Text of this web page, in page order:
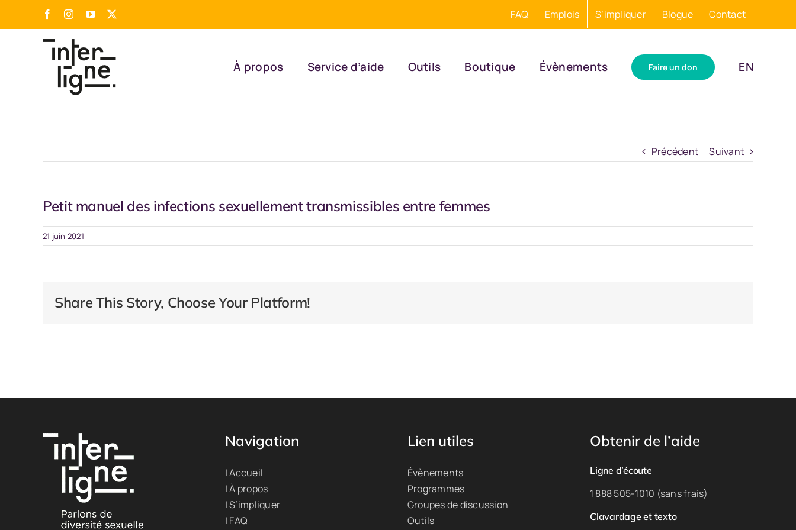
FacebookInstagram
YouTube FAQ Emplois S’impliquer Blogue Contact
À propos Service d’aide Outils Boutique Évènements Faire un don EN
Précédent Suivant
Petit manuel des infections sexuellement transmissibles entre femmes
21 juin 2021
Share This Story, Choose Your Platform!
Navigation
| Accueil
| À propos
| S’impliquer
| FAQ
Lien utiles
Évènements
Programmes
Groupes de discussion
Outils
Obtenir de l’aide
Ligne d’écoute
1 888 505-1010 (sans frais)
Clavardage et texto